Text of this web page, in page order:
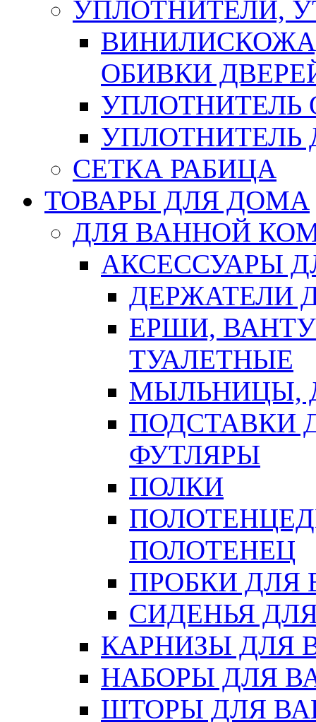
УПЛОТНИТЕЛИ,
ОБИВКИ
УПЛОТНИТЕЛЬ
СЕТКА РАБИЦА
ТОВАРЫ ДЛЯ ДОМА
ДЛЯ ВАННОЙ
АКСЕССУАРЫ
ДЕРЖАТЕЛИ
ЕРШИ,
ТУАЛЕТНЫЕ
МЫЛЬНИЦЫ,
ПОДСТАВКИ
ФУТЛЯРЫ
ПОЛКИ
ПОЛОТЕНЕЦ
ПРОБКИ ДЛЯ
СИДЕНЬЯ
КАРНИЗЫ ДЛЯ
НАБОРЫ ДЛЯ
ШТОРЫ ДЛЯ